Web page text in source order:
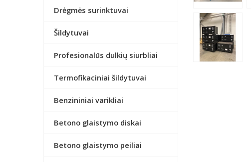
Drėgmės surinktuvai
Šildytuvai
Profesionalūs dulkių siurbliai
Termofikaciniai šildytuvai
Benzininiai varikliai
Betono glaistymo diskai
Betono glaistymo peiliai